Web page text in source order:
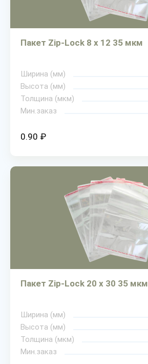
Пакет Zip-Lock 8 х 12 35 мкм
Ширина (мм)
Высота (мм)
Толщина (мкм)
Мин.заказ
0.90 ₽
Пакет Zip-Lock 20 х 30 35 мкм
Ширина (мм)
Высота (мм)
Толщина (мкм)
Мин.заказ